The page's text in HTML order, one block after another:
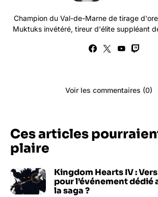
Champion du Val-de-Marne de tirage
Muktuks invétéré, tireur d'élite suppléant
Voir les commentaires (0)
Ces articles
plaire
Kingdom Hearts IV :
pour l’événement dédié
la saga ?